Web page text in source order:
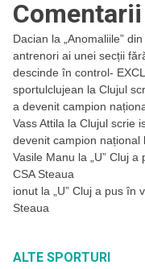
Dacian la
„Anomaliile”
antrenori ai unei secții
descinde în control-
sportulclujean la Clujul
a devenit campion
Vass Attila la Clujul scrie
devenit campion național
Vasile Manu la
„U” Cluj
CSA Steaua
ionut la
„U” Cluj a pus
Steaua
ALTE SPORTURI